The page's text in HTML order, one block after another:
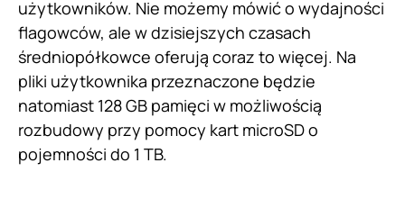
użytkowników. Nie możemy mówić o wydajności
flagowców, ale w dzisiejszych czasach
średniopółkowce oferują coraz to więcej. Na
pliki użytkownika przeznaczone będzie
natomiast 128 GB pamięci w możliwością
rozbudowy przy pomocy kart microSD o
pojemności do 1 TB.